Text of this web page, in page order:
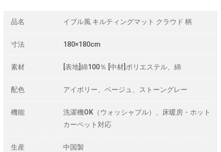
品名 イブル風 キルティングマット クラウド 柄
寸法 180×180cm
素材 [表地]綿100％ [中材]ポリエステル、綿
配色 アイボリー、ベージュ、ストーングレー
機能
洗濯機OK（ウォッシャブル）、床暖房・ホット
カーペット対応
生産 中国製